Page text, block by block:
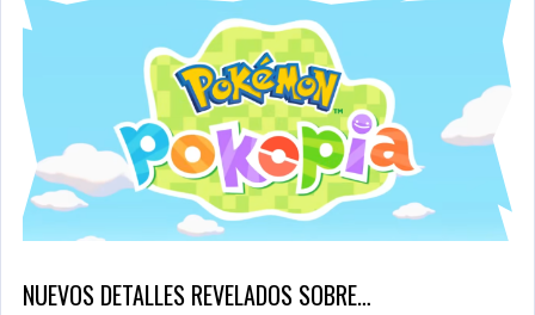
NUEVOS DETALLES REVELADOS SOBRE…